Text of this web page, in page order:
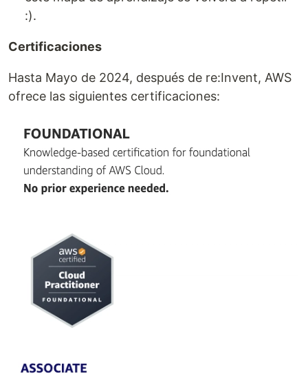
:).
Certificaciones
Hasta Mayo de 2024, después de re:Invent, AWS
ofrece las siguientes certificaciones: